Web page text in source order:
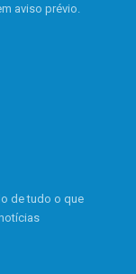
aviso prévio.
de tudo o que